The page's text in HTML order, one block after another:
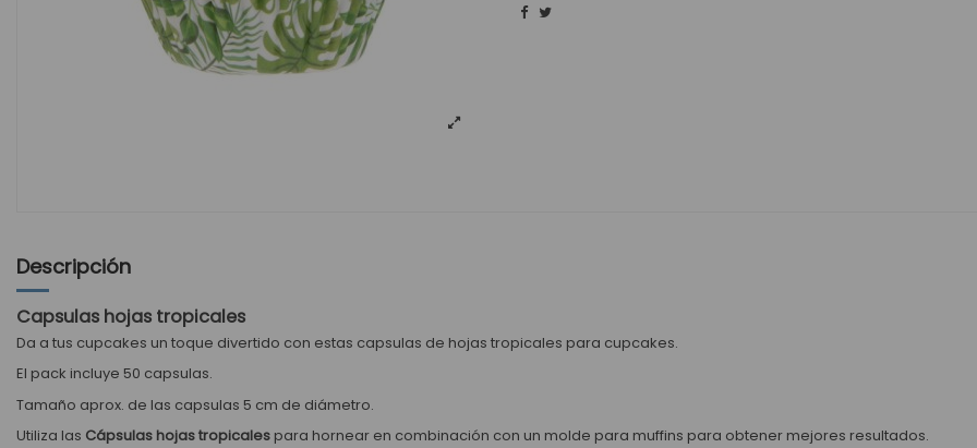
Descripción
Capsulas hojas tropicales
Da a tus cupcakes un toque divertido con estas capsulas de hojas tropicales para cupcakes.
El pack incluye 50 capsulas.
Tamaño aprox. de las capsulas 5 cm de diámetro.
Utiliza las Cápsulas hojas tropicales para hornear en combinación con un molde para muffins para obtener mejores resultados.